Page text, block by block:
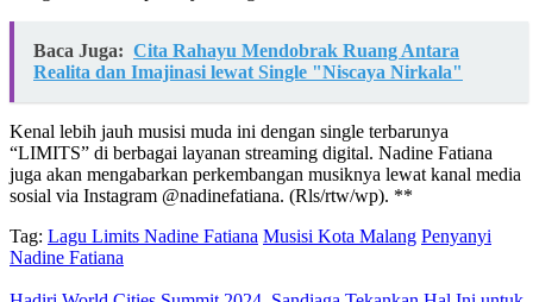
Baca Juga: Cita Rahayu Mendobrak Ruang Antara
Realita dan Imajinasi lewat Single "Niscaya Nirkala"
Kenal lebih jauh musisi muda ini dengan single terbarunya
“LIMITS” di berbagai layanan streaming digital. Nadine Fatiana
juga akan mengabarkan perkembangan musiknya lewat kanal media
sosial via Instagram @nadinefatiana. (Rls/rtw/wp). **
Tag: Lagu Limits Nadine Fatiana Musisi Kota Malang Penyanyi
Nadine Fatiana